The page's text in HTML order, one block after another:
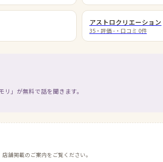
アストロクリエーション
35 ・評価 - ・口コミ 0件
」が無料で話を聞きます。
舗掲載のご案内をご覧ください。